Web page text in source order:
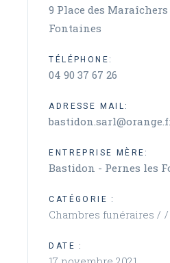
9 Place des Maraîchers
Fontaines
TÉLÉPHONE:
04 90 37 67 26
ADRESSE MAIL:
ENTREPRISE MÈRE:
Bastidon - Pernes les
CATÉGORIE :
Chambres funéraires /
DATE :